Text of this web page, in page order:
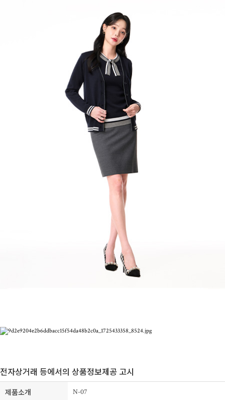
전자상거래 등에서의 상품정보제공 고시
제품소개 N-07